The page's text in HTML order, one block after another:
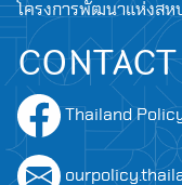
โครงการพัฒนาแห่งสห
CONTACT
Thailand